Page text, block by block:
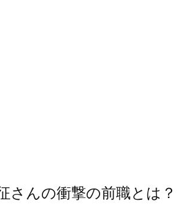
さんの衝撃の前職とは？